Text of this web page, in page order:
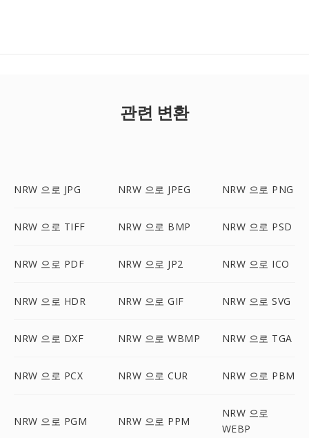
관련 변환
NRW 으로 JPG NRW 으로 JPEG NRW 으로 PNG
NRW 으로 TIFF NRW 으로 BMP NRW 으로 PSD
NRW 으로 PDF NRW 으로 JP2 NRW 으로 ICO
NRW 으로 HDR NRW 으로 GIF NRW 으로 SVG
NRW 으로 DXF NRW 으로 WBMP NRW 으로 TGA
NRW 으로 PCX NRW 으로 CUR NRW 으로 PBM
NRW 으로 PGM NRW 으로 PPM
NRW 으로
WEBP